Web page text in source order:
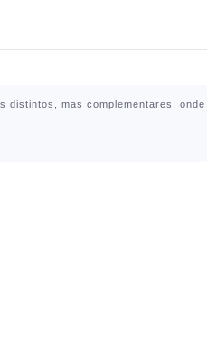
distintos, mas complementares,